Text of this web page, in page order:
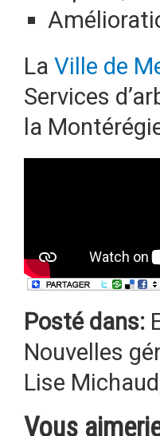
La Ville de
Services
la
Posté dans:
Nouvelles
Lise Michaud
Vous